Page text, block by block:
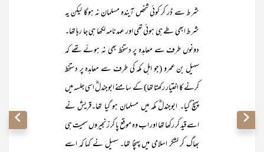
شرط سے ڈر کر کوئی شخص آیندہ مسلمان نہ ہوگا لیکن یہ
شرط ابھی طے ہی ہوئی تھی اور عہدنامہ لکھا ہی جا رہا تھا۔
دونوں طرف سے معاہدہ پر دستخط بھی نہ ہوئے تھے کہ
سہیل بن عمرو (جو اہل مکہ کی طرف سے معاہدہ پر دستخط
کرنے کا اختیار رکھتا تھا) کے سامنے ابوجندلؓ اسی جلسہ میں
پہنچ گیا۔ ابوجندلؓ مکہ میں مسلمان ہو گیا تھا۔قریش نے
اسے قید کر رکھا تھا اور اب وہ موقع پا کر زنجیروں سمیت ہی
بھاگ کر لشکر اسلامی میں پہنچا تھا۔ سہیل نے کہا کہ اسے